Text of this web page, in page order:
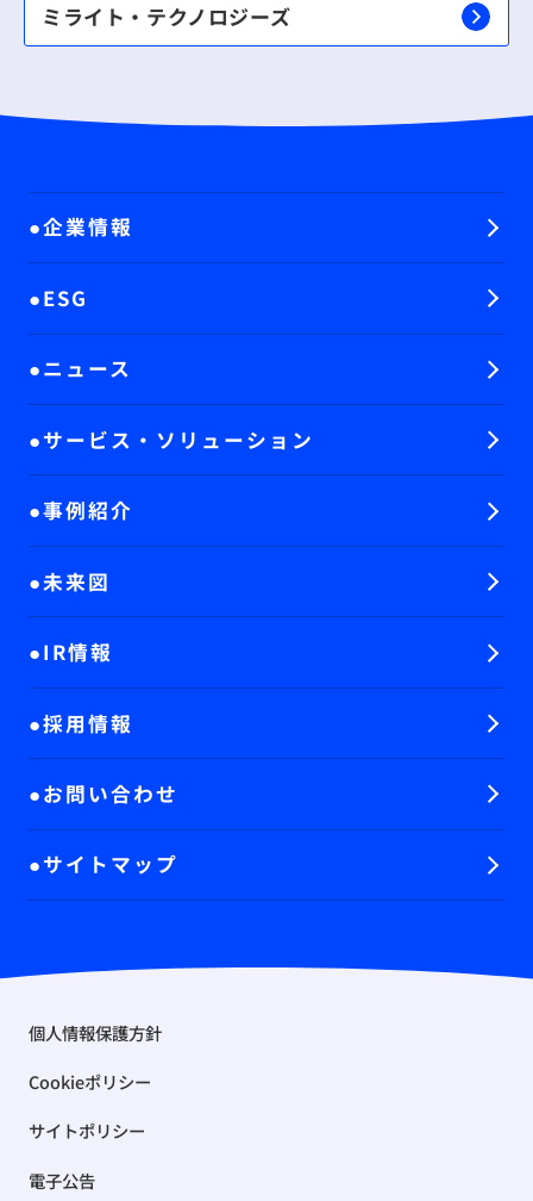
ミライト・テクノロジーズ
企業情報
ESG
ニュース
サービス・ソリューション
事例紹介
未来図
IR情報
採用情報
お問い合わせ
サイトマップ
個人情報保護方針
Cookieポリシー
サイトポリシー
電子公告